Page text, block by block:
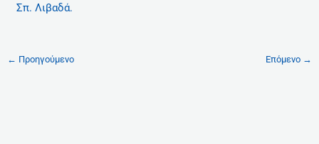
Σπ. Λιβαδά.
← Προηγούμενο Επόμενο →